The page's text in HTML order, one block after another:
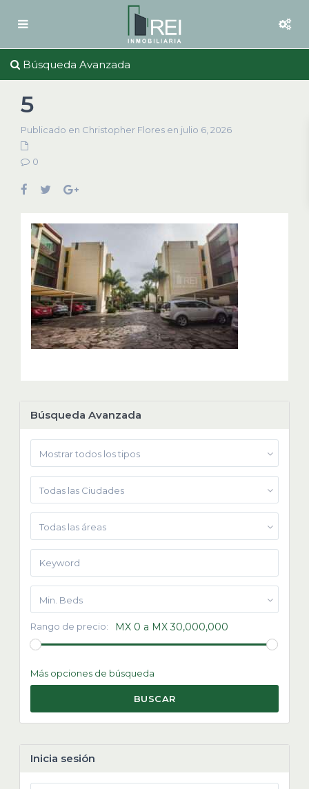
Búsqueda Avanzada
5
Publicado en Christopher Flores en julio 6, 2026
0
Búsqueda Avanzada
Mostrar todos los tipos
Todas las Ciudades
Todas las áreas
Min. Beds
Rango de precio: MX 0 a MX 30,000,000
Más opciones de búsqueda
BUSCAR
Inicia sesión